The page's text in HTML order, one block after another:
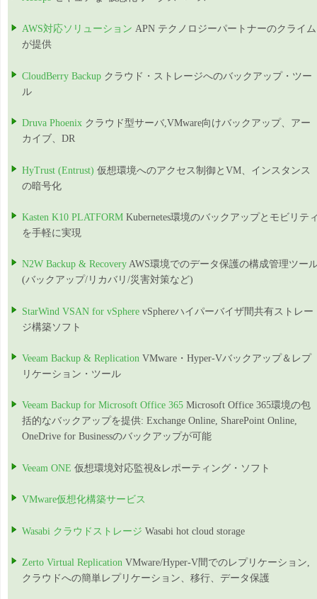
AWS対応ソリューション APN テクノロジーパートナーのクライム
が提供
CloudBerry Backup クラウド・ストレージへのバックアップ・ツー
ル
Druva Phoenix クラウド型サーバ,VMware向けバックアップ、アー
カイブ、DR
HyTrust (Entrust) 仮想環境へのアクセス制御とVM、インスタンス
の暗号化
Kasten K10 PLATFORM Kubernetes環境のバックアップとモビリテ
を手軽に実現
N2W Backup & Recovery AWS環境でのデータ保護の構成管理ツー
(バックアップ/リカバリ/災害対策など)
StarWind VSAN for vSphere vSphereハイパーバイザ間共有ストレー
ジ構築ソフト
Veeam Backup & Replication VMware・Hyper-Vバックアップ＆レプ
リケーション・ツール
Veeam Backup for Microsoft Office 365 Microsoft Office 365環境の包
括的なバックアップを提供: Exchange Online, SharePoint Online,
OneDrive for Businessのバックアップが可能
Veeam ONE 仮想環境対応監視&レポーティング・ソフト
VMware仮想化構築サービス
Wasabi クラウドストレージ Wasabi hot cloud storage
Zerto Virtual Replication VMware/Hyper-V間でのレプリケーション,
クラウドへの簡単レプリケーション、移行、データ保護